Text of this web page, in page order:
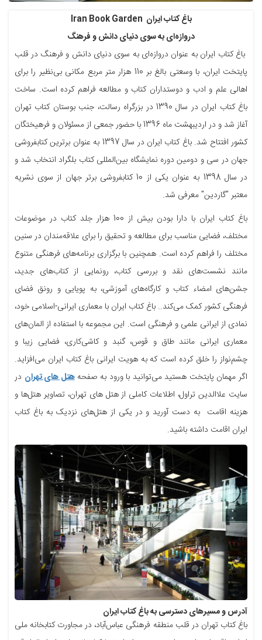
باغ کتاب ایران Iran Book Garden
دروازه‌ای به سوی دنیای دانش و فرهنگ
باغ کتاب ایران به عنوان دروازه‌ای به سوی دنیای دانش و فرهنگ در قلب
پایتخت ایران، با وسعتی بالغ بر 110 هزار متر مربع مکانی بی‌نظیر را برای
اهالی علم و ادب و دوستداران کتاب و مطالعه فراهم کرده است. ساخت
باغ کتاب ایران در سال 1390 در بزرگراه رسالت، جنب بوستان کتاب تهران
آغاز شد و در اردیبهشت ماه 1396 با حضور جمعی از مسئولان و فرهیختگان
کشور افتتاح شد. باغ کتاب ایران در سال 1397 به عنوان برترین کتابفروشی
جهان در سی و دومین دوره نمایشگاه بین‌المللی کتاب بلگراد انتخاب شد و
در سال 1398 به عنوان یکی از 10 کتابفروشی برتر جهان از سوی نشریه
معتبر "گاردین" معرفی شد.
باغ کتاب ایران با دارا بودن بیش از 100 هزار جلد کتاب در موضوعات
مختلف، فضایی مناسب برای مطالعه و تحقیق را برای علاقه‌مندان در سنین
مختلف را فراهم کرده است. همچنین با برگزاری برنامه‌های فرهنگی متنوع
مانند نشست‌های نقد و بررسی کتاب، رونمایی از کتاب‌های جدید،
جشن‌های امضاء کتاب و کارگاه‌های آموزشی، به پویایی و رونق فضای
فرهنگی کشور کمک می‌کند.. باغ کتاب ایران با معماری ایرانی-اسلامی خود،
نمادی از ایرانی علمی و فرهنگی است. این مجموعه با استفاده از المان‌های
معماری ایرانی مانند طاق و قوس، گنبد و کاشی‌کاری، فضایی زیبا و
چشم‌نواز را خلق کرده است که به هویت ایرانی باغ کتاب ایران می‌افزاید.
اگر مهمان پایتخت هستید می‌توانید با ورود به صفحههتل های تهران در
سایت علاالدین تراول، اطلاعات کاملی از هتل های تهران، تصاویر هتل‌ها و
هزینه اقامت به دست آورید و در یکی از هتل‌های نزدیک به باغ کتاب
ایران اقامت داشته باشید.
آدرس و مسیرهای دسترسی به باغ کتاب ایران
باغ کتاب تهران در قلب منطقه فرهنگی عباس‌آباد، در مجاورت کتابخانه ملی